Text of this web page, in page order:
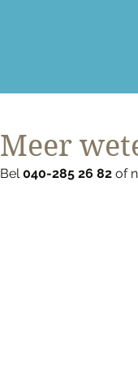
Meer
Bel040-285 26 82 of